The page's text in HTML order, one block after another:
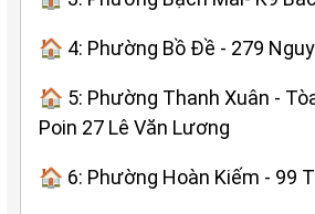
🏠 4: Phường Bồ Đề - 279
🏠 5: Phường Thanh Xuân -
Poin 27 Lê Văn Lương
🏠 6: Phường Hoàn Kiếm - 99